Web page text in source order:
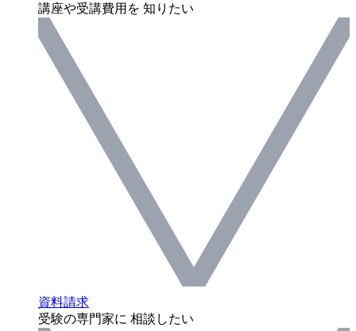
講座や受講費用を 知りたい
資料請求
受験の専門家に 相談したい